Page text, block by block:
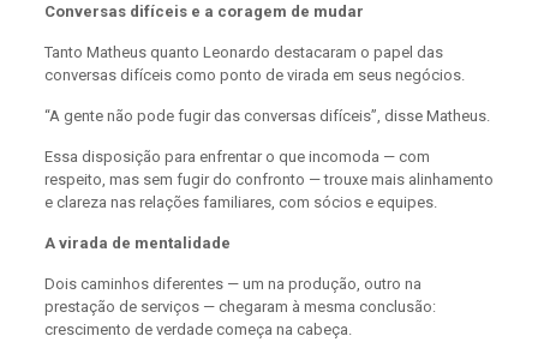
Conversas difíceis e a coragem de mudar
Tanto Matheus quanto Leonardo destacaram o papel das
conversas difíceis como ponto de virada em seus negócios.
“A gente não pode fugir das conversas difíceis”, disse Matheus.
Essa disposição para enfrentar o que incomoda — com
respeito, mas sem fugir do confronto — trouxe mais alinhamento
e clareza nas relações familiares, com sócios e equipes.
A virada de mentalidade
Dois caminhos diferentes — um na produção, outro na
prestação de serviços — chegaram à mesma conclusão:
crescimento de verdade começa na cabeça.